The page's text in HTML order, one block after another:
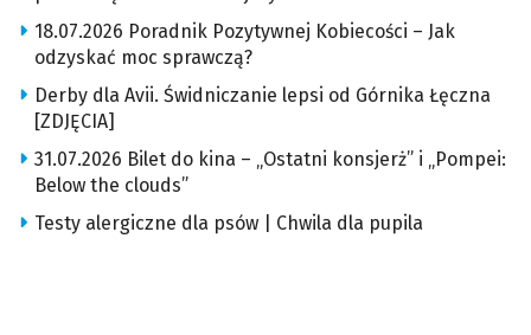
18.07.2026 Poradnik Pozytywnej Kobiecości – Jak
odzyskać moc sprawczą?
Derby dla Avii. Świdniczanie lepsi od Górnika Łęczna
[ZDJĘCIA]
31.07.2026 Bilet do kina – „Ostatni konsjerż” i „Pompei:
Below the clouds”
Testy alergiczne dla psów | Chwila dla pupila